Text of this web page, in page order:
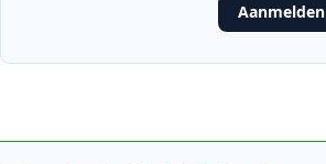
Aanmelden